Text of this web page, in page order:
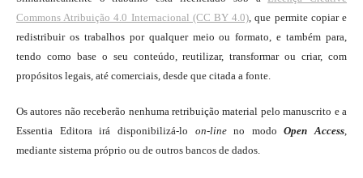
Commons Atribuição 4.0 Internacional (CC BY 4.0) , que permite copiar e
redistribuir os trabalhos por qualquer meio ou formato, e também para,
tendo como base o seu conteúdo, reutilizar, transformar ou criar, com
propósitos legais, até comerciais, desde que citada a fonte.
Os autores não receberão nenhuma retribuição material pelo manuscrito e a
Essentia Editora irá disponibilizá-lo on-lineno modoOpen Access
mediante sistema próprio ou de outros bancos de dados.